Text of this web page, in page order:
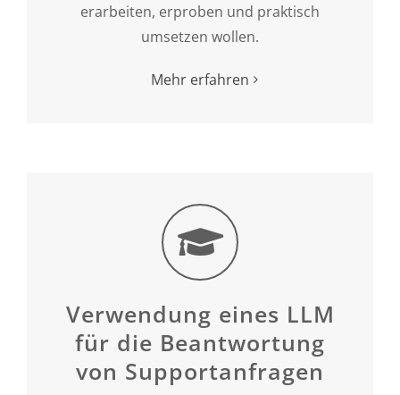
erarbeiten, erproben und praktisch
umsetzen wollen.
Mehr erfahren
Verwendung eines LLM
für die Beantwortung
von Supportanfragen